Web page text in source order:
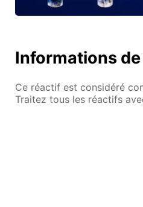
Informations
Ce réactif est considéré
Traitez tous les réactifs